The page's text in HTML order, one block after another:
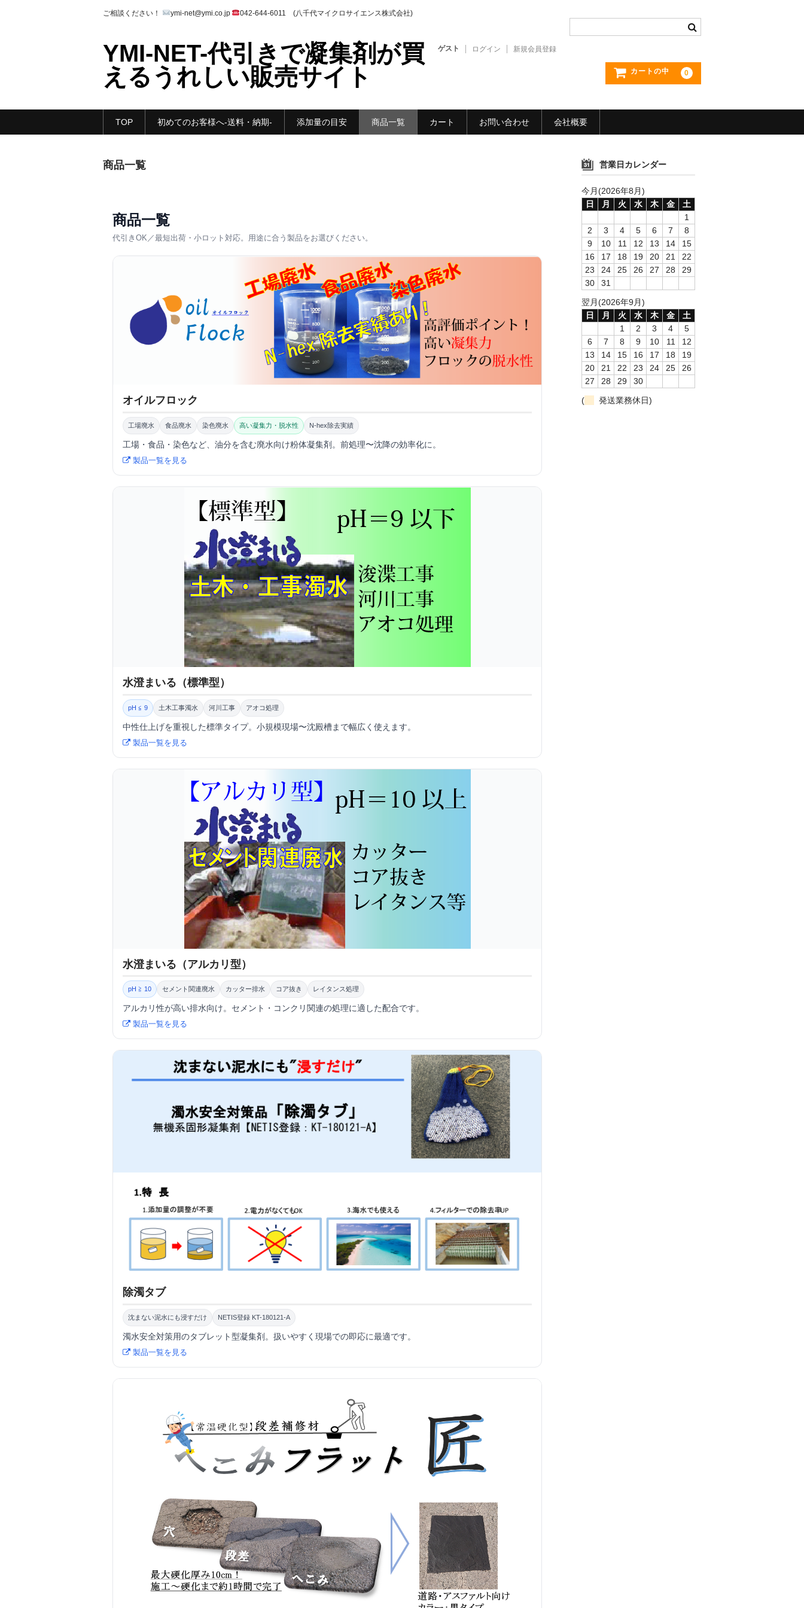
ご相談ください！ ymi-net@ymi.co.jp 042-644-6011 (八千代マイクロサイエンス株式会社)
YMI-NET-代引きで凝集剤が買
えるうれしい販売サイト
ゲスト ログイン 新規会員登録
カートの中 0
TOP 初めてのお客様へ-送料・納期- 添加量の目安 商品一覧 カート お問い合わせ 会社概要
商品一覧
商品一覧
代引きOK／最短出荷・小ロット対応。用途に合う製品をお選びください。
オイルフロック
工場廃水 食品廃水 染色廃水 高い凝集力・脱水性 N-hex除去実績
工場・食品・染色など、油分を含む廃水向け粉体凝集剤。前処理〜沈降の効率化に。
製品一覧を見る
水澄まいる（標準型）
pH ≦ 9 土木工事濁水 河川工事 アオコ処理
中性仕上げを重視した標準タイプ。小規模現場〜沈殿槽まで幅広く使えます。
製品一覧を見る
水澄まいる（アルカリ型）
pH ≧ 10 セメント関連廃水 カッター排水 コア抜き レイタンス処理
アルカリ性が高い排水向け。セメント・コンクリ関連の処理に適した配合です。
製品一覧を見る
除濁タブ
沈まない泥水にも浸すだけ NETIS登録 KT-180121-A
濁水安全対策用のタブレット型凝集剤。扱いやすく現場での即応に最適です。
製品一覧を見る
営業日カレンダー
今月(2026年8月)
日
月 火 水 木 金
土
1
2
3 4 5 6 7
8
9
10 11 12 13 14
15
16
17 18 19 20 21
22
23
24 25 26 27 28
29
30
31
翌月(2026年9月)
日
月 火 水 木 金
土
1
2 3 4
5
6
7 8 9 10 11
12
13
14 15 16 17 18
19
20
21 22 23 24 25
26
27
28 29
30
(
発送業務休日)